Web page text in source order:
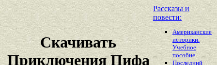
Скачивать
Приключения Пифа
Рассказы и
повести:
Американские
историки.
Учебное
пособие
Последний